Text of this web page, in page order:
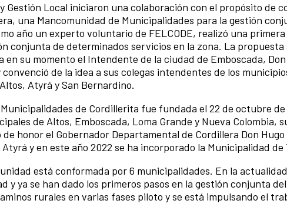
y Gestión Local iniciaron una colaboración con el propósito de
una Mancomunidad de Municipalidades para la gestión
año un experto voluntario de FELCODE, realizó una
conjunta de determinados servicios en la zona. La
en su momento el Intendente de la ciudad de Emboscada,
de la idea a sus colegas intendentes de los
Atyrá y San Bernardino.
de Cordillerita fue fundada el 22 de octubre de
de Altos, Emboscada, Loma Grande y Nueva Colombia,
honor el Gobernador Departamental de Cordillera Don Hugo
y en este año 2022 se ha incorporado la Municipalidad de
está conformada por 6 municipalidades. En la
y ya se han dado los primeros pasos en la gestión conjunta
rurales en varias fases piloto y se está impulsando el